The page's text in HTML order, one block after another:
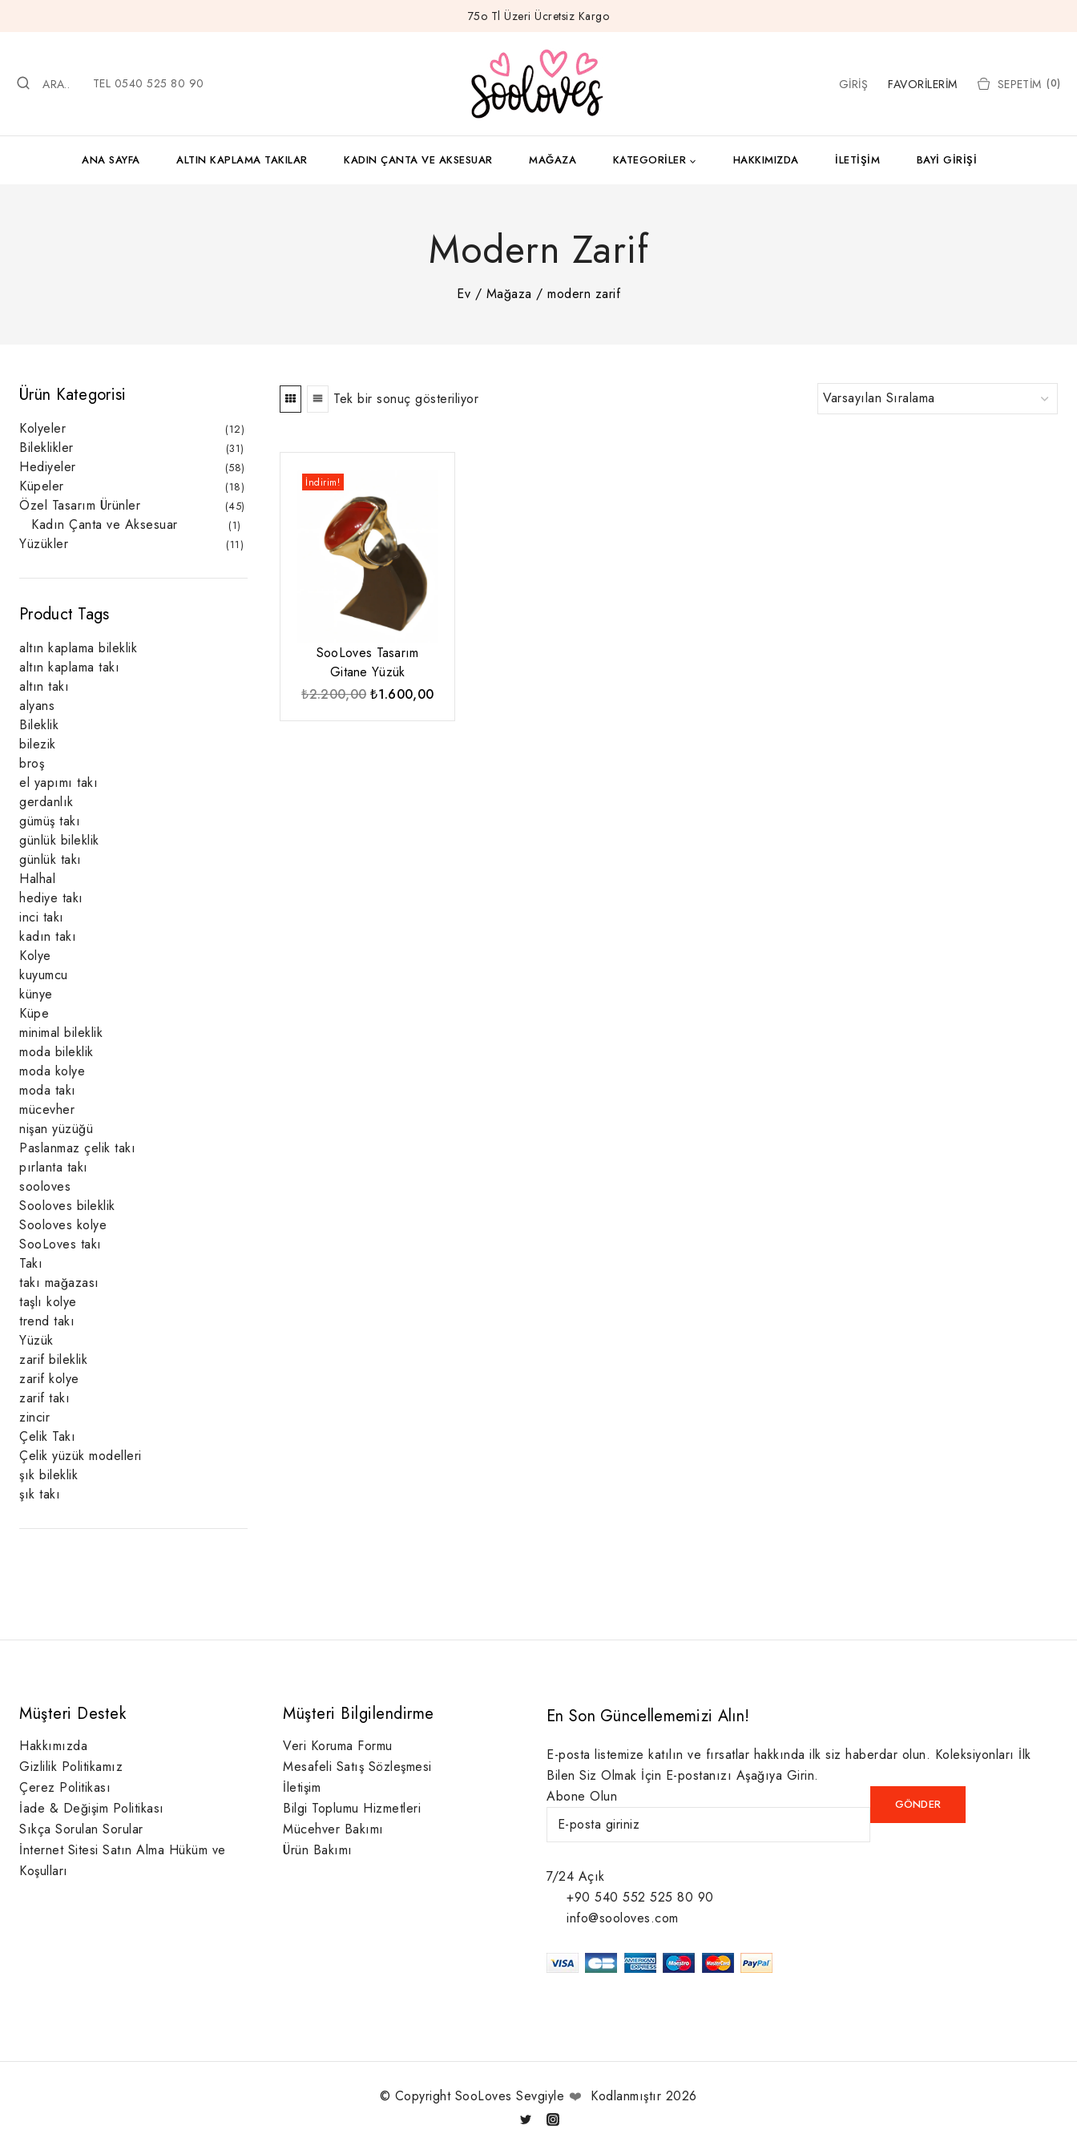
75o Tl Üzeri Ücretsiz Kargo
ARA.. TEL 0540 525 80 90 GIRIŞ FAVORILERIM SEPETIM (0)
ANA SAYFA ALTIN KAPLAMA TAKILAR KADIN ÇANTA VE AKSESUAR MAĞAZA KATEGORILER HAKKIMIZDA İLETIŞIM BAYI GIRIŞI
Modern Zarif
Ev / Mağaza / modern zarif
Tek bir sonuç gösteriliyor
İndirim!
SooLoves Tasarım
Gitane Yüzük
₺2.200,00 Orijinal
₺1.600,00Şu
Ürün Kategorisi
Kolyeler 1212
ürün
Bileklikler 3131
ürün
Hediyeler 5858
ürün
Küpeler 1818
ürün
Özel Tasarım Ürünler 4545
Kadın Çanta ve Aksesuar 11
ürün
Yüzükler 1111
Product Tags
altın kaplama bileklik
altın kaplama takı
altın takı
alyans
Bileklik
bilezik
broş
el yapımı takı
gerdanlık
gümüş takı
günlük bileklik
günlük takı
Halhal
hediye takı
inci takı
kadın takı
Kolye
kuyumcu
künye
Küpe
minimal bileklik
moda bileklik
moda kolye
moda takı
mücevher
nişan yüzüğü
Paslanmaz çelik takı
pırlanta takı
sooloves
Sooloves bileklik
Sooloves kolye
SooLoves takı
Takı
takı mağazası
taşlı kolye
trend takı
Yüzük
zarif bileklik
zarif kolye
zarif takı
zincir
Çelik Takı
Çelik yüzük modelleri
şık bileklik
şık takı
Müşteri Destek
Hakkımızda
Gizlilik Politikamız
Çerez Politikası
İade & Değişim Politikası
Sıkça Sorulan Sorular
İnternet Sitesi Satın Alma Hüküm ve
Koşulları
Müşteri Bilgilendirme
Veri Koruma Formu
Mesafeli Satış Sözleşmesi
İletişim
Bilgi Toplumu Hizmetleri
Mücehver Bakımı
Ürün Bakımı
En Son Güncellememizi Alın!
E-posta listemize katılın ve fırsatlar hakkında ilk siz haberdar olun. Koleksiyonları İlk
Bilen Siz Olmak İçin E-postanızı Aşağıya Girin.
Abone Olun
7/24 Açık
+90 540 552 525 80 90
info@sooloves.com
© Copyright SooLoves Sevgiyle ❤️ Kodlanmıştır 2026